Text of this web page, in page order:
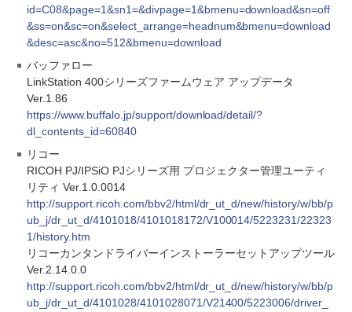
id=C08&page=1&sn1=&divpage=1&bmenu=download&sn=off
&ss=on&sc=on&select_arrange=headnum&bmenu=download
&desc=asc&no=512&bmenu=download
バッファロー
LinkStation 400シリーズファームウェア アップデータ
Ver.1.86
https://www.buffalo.jp/support/download/detail/?
dl_contents_id=60840
リコー
RICOH PJ/IPSiO PJシリーズ用 プロジェクター管理ユーティ
リティ Ver.1.0.0014
http://support.ricoh.com/bbv2/html/dr_ut_d/new/history/w/bb/p
ub_j/dr_ut_d/4101018/4101018172/V100014/5223231/22323
1/history.htm
リコーカンタンドライバーインストーラーセットアップツール
Ver.2.14.0.0
http://support.ricoh.com/bbv2/html/dr_ut_d/new/history/w/bb/p
ub_j/dr_ut_d/4101028/4101028071/V21400/5223006/driver_